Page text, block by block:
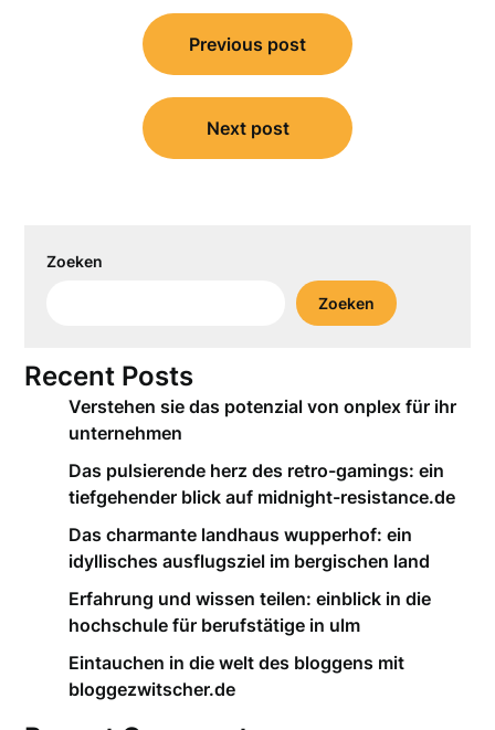
Previous post
Next post
Zoeken
Zoeken
Recent Posts
Verstehen sie das potenzial von onplex für ihr
unternehmen
Das pulsierende herz des retro-gamings: ein
tiefgehender blick auf midnight-resistance.de
Das charmante landhaus wupperhof: ein
idyllisches ausflugsziel im bergischen land
Erfahrung und wissen teilen: einblick in die
hochschule für berufstätige in ulm
Eintauchen in die welt des bloggens mit
bloggezwitscher.de